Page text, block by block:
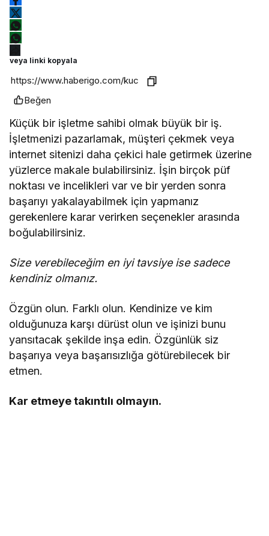
veya linki kopyala
Beğen
Küçük bir işletme sahibi olmak büyük bir iş.
İşletmenizi pazarlamak, müşteri çekmek veya
internet sitenizi daha çekici hale getirmek üzerine
yüzlerce makale bulabilirsiniz. İşin birçok püf
noktası ve incelikleri var ve bir yerden sonra
başarıyı yakalayabilmek için yapmanız
gerekenlere karar verirken seçenekler arasında
boğulabilirsiniz.
Size verebileceğim en iyi tavsiye ise sadece
kendiniz olmanız.
Özgün olun. Farklı olun. Kendinize ve kim
olduğunuza karşı dürüst olun ve işinizi bunu
yansıtacak şekilde inşa edin. Özgünlük siz
başarıya veya başarısızlığa götürebilecek bir
etmen.
Kar etmeye takıntılı olmayın.